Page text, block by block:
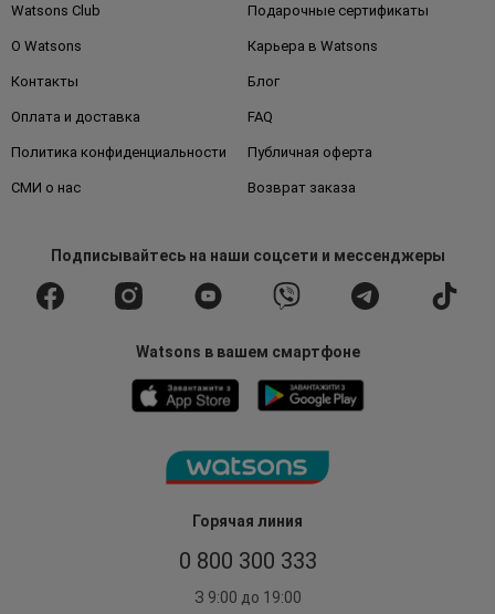
Горячая линия
0 800 300 333
З 9:00 до 19:00
Watsons Club Подарочные сертификаты
О Watsons Карьера в Watsons
Контакты Блог
Оплата и доставка FAQ
Политика конфиденциальности Публичная оферта
СМИ о нас Возврат заказа
Подписывайтесьна наши соцсети и мессенджеры
Watsons в вашем смартфоне